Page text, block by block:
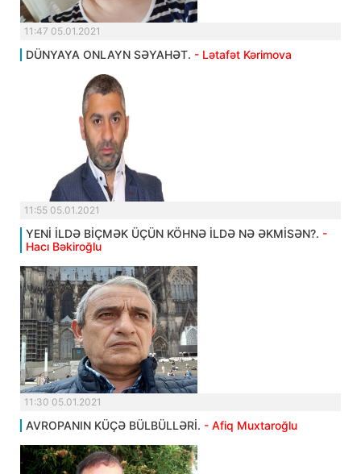
11:47 05.01.2021
DÜNYAYA ONLAYN SƏYAHƏT. - Lətafət Kərimova
11:55 05.01.2021
YENİ İLDƏ BİÇMƏK ÜÇÜN KÖHNƏ İLDƏ NƏ ƏKMİSƏN?. -
Hacı Bəkiroğlu
11:30 05.01.2021
AVROPANIN KÜÇƏ BÜLBÜLLƏRİ. - Afiq Muxtaroğlu